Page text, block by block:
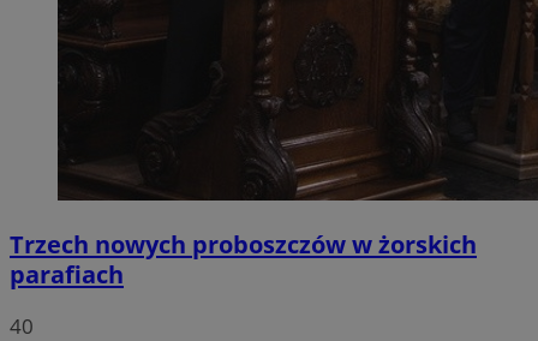
Trzech nowych proboszczów w żorskich
parafiach
40